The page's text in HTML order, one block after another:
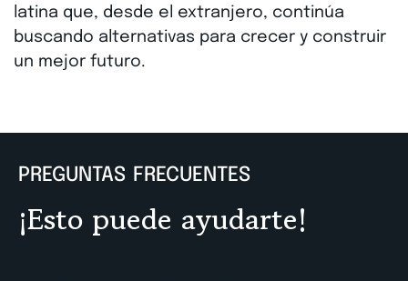
latina que, desde el extranjero, continúa
buscando alternativas para crecer y construir
un mejor futuro.
PREGUNTAS FRECUENTES
¡Esto puede ayudarte!